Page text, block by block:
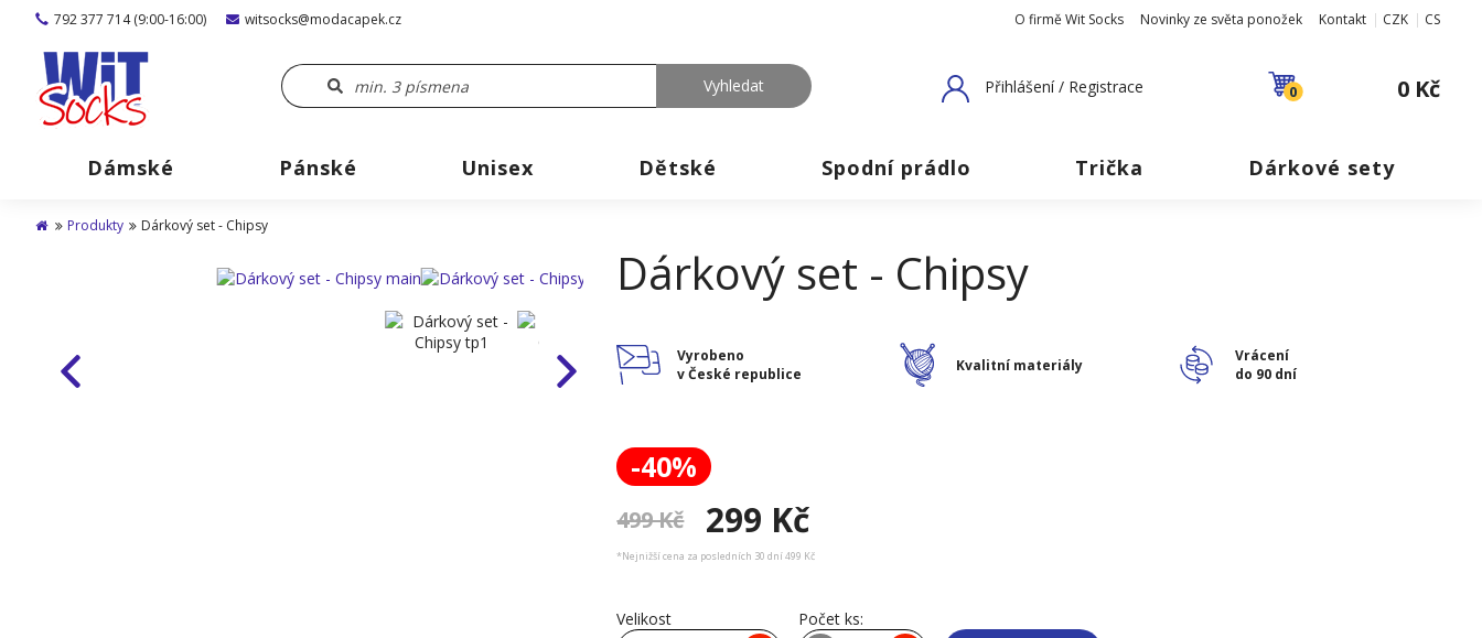
792 377 714 (9:00-16:00) witsocks@modacapek.cz O firmě Wit Socks Novinky ze světa ponožek Kontakt CZK CS
Přihlášení / Registrace 0 0 Kč
Dámské Pánské Unisex Dětské Spodní prádlo Trička Dárkové sety
Produkty Dárkový set - Chipsy
Dárkový set - Chipsy
Vyrobeno
v České republice
Kvalitní materiály
Vrácení
do 90 dní
-40%
499 Kč 299 Kč
*Nejnižší cena za posledních 30 dní 499 Kč
Velikost Počet ks: